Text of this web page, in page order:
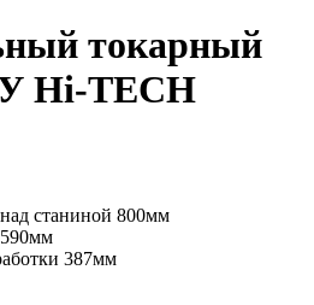
токарный
Hi-TECH
станиной 800мм
590мм
387мм